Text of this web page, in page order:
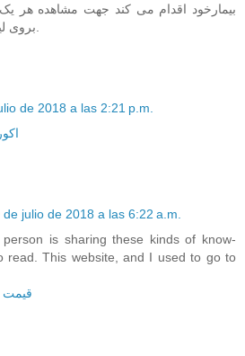
بیمارخود اقدام می کند جهت مشاهده هر
de 2018 a las 2:21 p.m.
de julio de 2018 a las 6:22 a.m.
is sharing these kinds of know-
read. This website, and I used to go to
قیمت